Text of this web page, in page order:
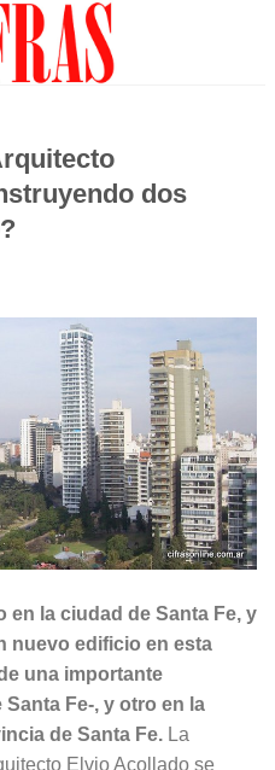
dos
la ciudad de Santa Fe, y
nuevo edificio en esta
una importante
Fe-, y otro en la
de Santa Fe. La
Elvio Acollado se